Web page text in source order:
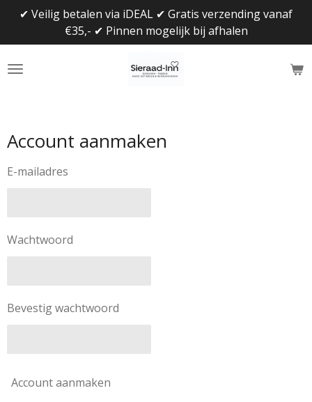
naar
de
✔ Veilig betalen via iDEAL ✔ Gratis verzending vanaf
€35,- ✔ Pinnen mogelijk bij afhalen
Account aanmaken
E-mailadres
Wachtwoord
Bevestig wachtwoord
Account aanmaken